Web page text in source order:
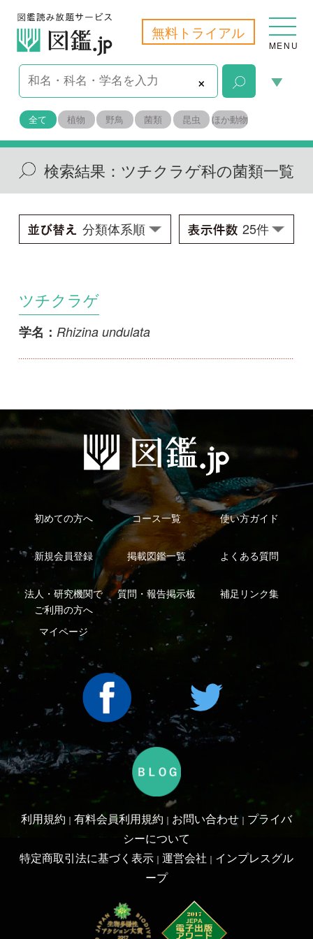
無料トライアル
MENU
×
全て 植物 野鳥 菌類 昆虫 ほか動物
検索結果：ツチクラゲ科の菌類一覧
初めての方へ コース一覧
掲載図鑑一覧 よくある質問
質問・報告掲示板 補足リンク集
有料会員利用規約 お問い合わせ ｜プライバ
シーについて
特定商取引法に基づく表示
運営会社｜インプレスグル
ープ
Copyright ©2016 Yama-kei Publishers co.,Ltd.
An impress Group Company. All rights reserved.